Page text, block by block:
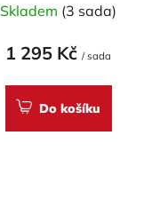
Skladem (3 sada)
1 295 Kč / sada
Do košíku